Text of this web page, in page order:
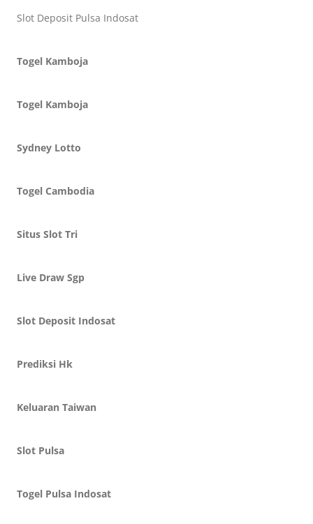
Slot Deposit Pulsa Indosat
Togel Kamboja
Togel Kamboja
Sydney Lotto
Togel Cambodia
Situs Slot Tri
Live Draw Sgp
Slot Deposit Indosat
Prediksi Hk
Keluaran Taiwan
Slot Pulsa
Togel Pulsa Indosat